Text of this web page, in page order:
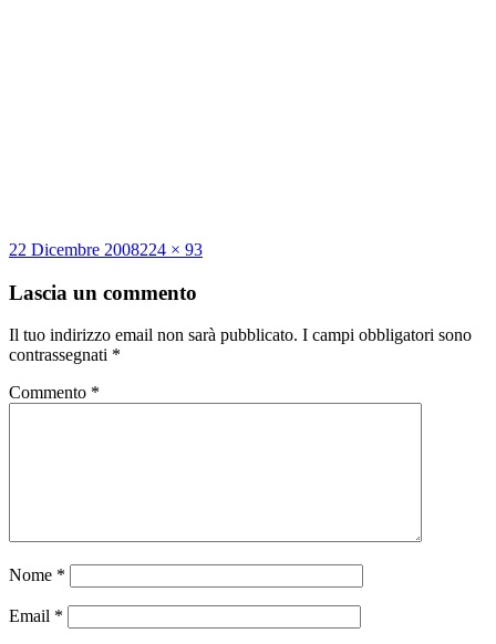
Scritto
22 Dicembre 2008Dimensione
224 × 93
Lascia un commento
Il tuo indirizzo email non sarà pubblicato. I campi obbligatori sono
contrassegnati *
Commento *
Nome *
Email *